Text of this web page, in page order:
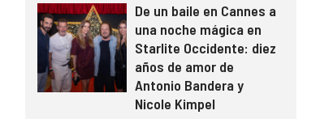
De un baile en Cannes a
una noche mágica en
Starlite Occidente: diez
años de amor de
Antonio Bandera y
Nicole Kimpel